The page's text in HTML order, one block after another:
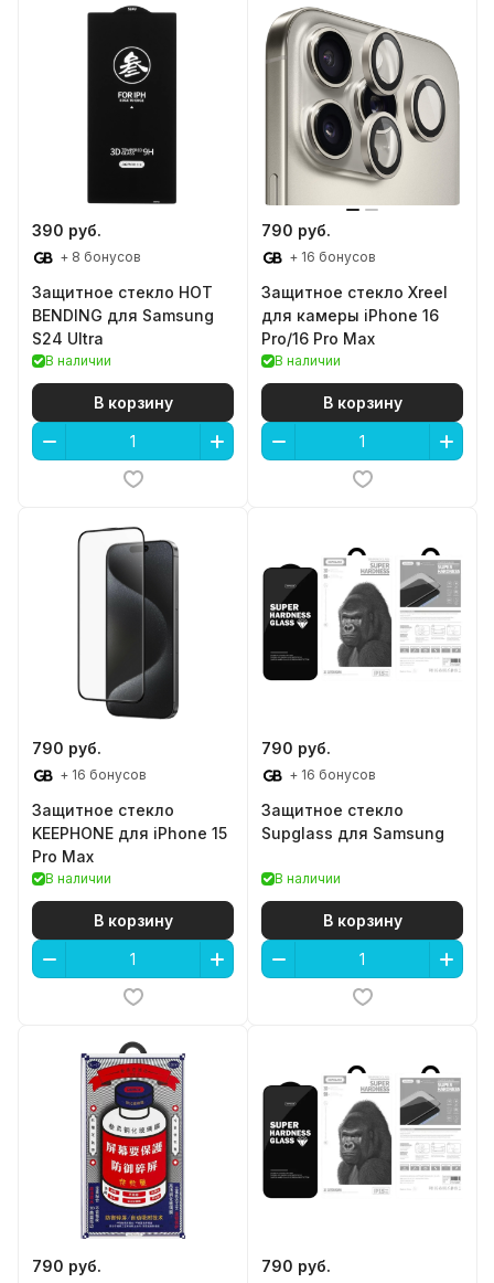
390 руб.
+ 8 бонусов
Защитное стекло HOT
BENDING для Samsung
S24 Ultra
В наличии
В корзину
790 руб.
+ 16 бонусов
Защитное стекло Xreel
для камеры iPhone 16
Pro/16 Pro Max
В наличии
В корзину
790 руб.
+ 16 бонусов
Защитное стекло
KEEPHONE для iPhone 15
Pro Max
В наличии
В корзину
790 руб.
+ 16 бонусов
Защитное стекло
Supglass для Samsung
В наличии
В корзину
790 руб. 790 руб.